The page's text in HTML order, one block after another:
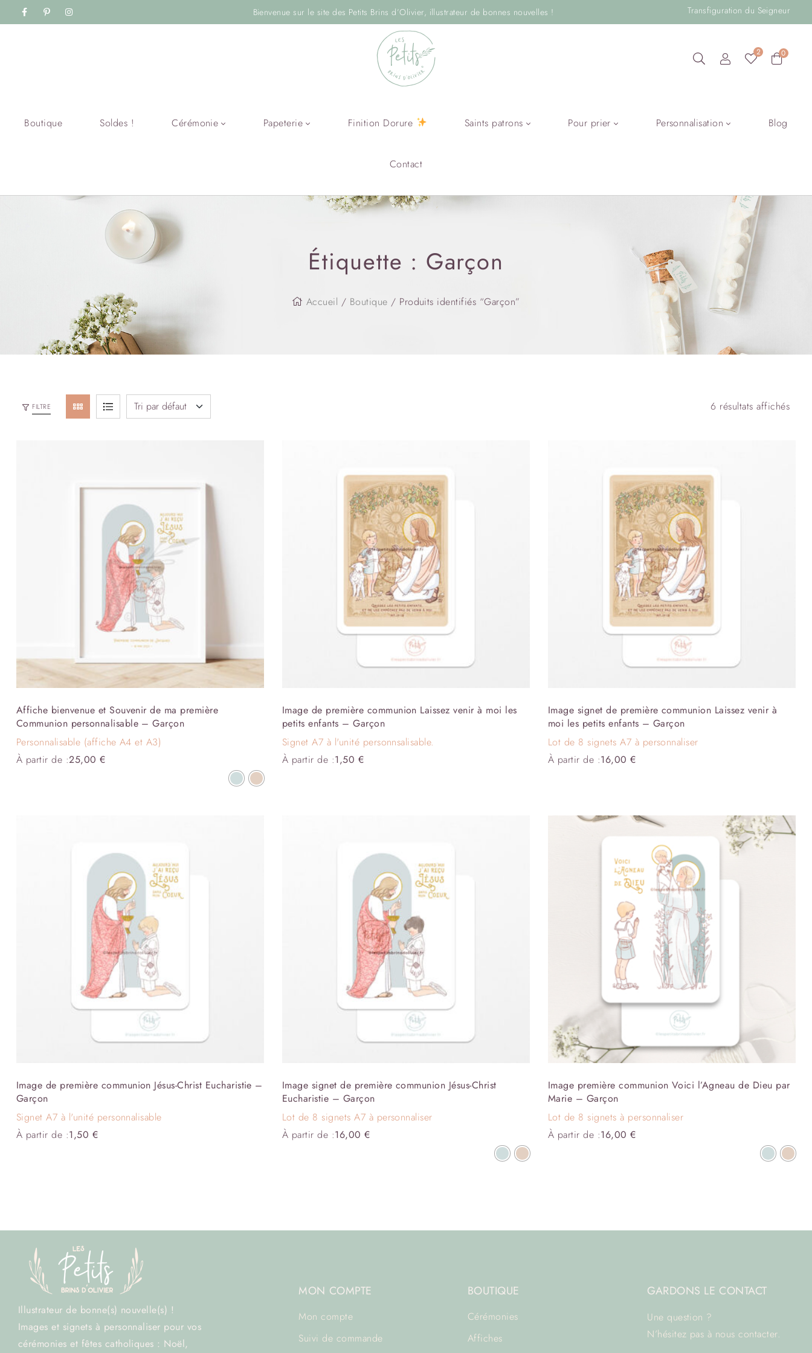
Bienvenue sur le site des Petits Brins d’Olivier, illustrateur de bonnes nouvelles ! Transfiguration du Seigneur
2 0
Boutique Soldes ! Cérémonie Papeterie Finition Dorure Saints patrons Pour prier Personnalisation Blog
Contact
Étiquette : Garçon
Accueil / Boutique / Produits identifiés “Garçon”
FILTRE 6 résultats affichés
Affiche bienvenue et Souvenir de ma première
Communion personnalisable – Garçon
Personnalisable (affiche A4 et A3)
À partir de :25,00€
Image de première communion Laissez venir à moi les
petits enfants – Garçon
Signet A7 à l'unité personnsalisable.
À partir de :1,50 €
Image signet de première communion Laissez venir à
moi les petits enfants – Garçon
Lot de 8 signets A7 à personnaliser
À partir de :16,00€
Image de première communion Jésus-Christ Eucharistie –
Garçon
Signet A7 à l'unité personnalisable
À partir de :1,50 €
Image signet de première communion Jésus-Christ
Eucharistie – Garçon
Lot de 8 signets A7 à personnaliser
À partir de :16,00€
Image première communion Voici l’Agneau de Dieu par
Marie – Garçon
Lot de 8 signets à personnaliser
À partir de :16,00€
Illustrateur de bonne(s) nouvelle(s) !
Images et signets à personnaliser pour vos
cérémonies et fêtes catholiques : Noël,
MON COMPTE
Mon compte
Suivi de commande
BOUTIQUE
Cérémonies
Affiches
GARDONS LE CONTACT
Une question ?
N’hésitez pas à nous contacter.